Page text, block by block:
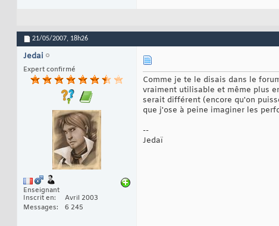
21/05/2007, 18h26
Jedai
Expert confirmé
Enseignant
Inscrit en
Avril 2003
Messages
6 245
Comme je te le disais dans le
vraiment utilisable et même plus
serait différent (encore qu'on
que j'ose à peine imaginer les
--
Jedaï